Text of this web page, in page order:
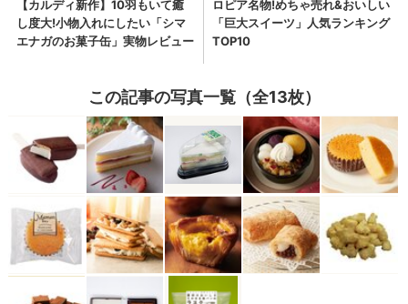
この記事の写真一覧（全13枚）